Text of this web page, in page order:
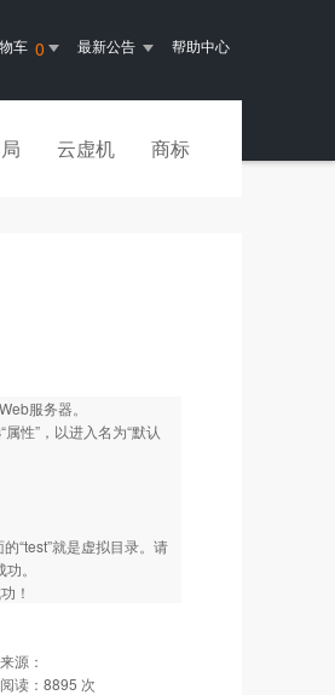
车 0 最新公告 帮助中心
云虚机 商标
服务器。
性”，以进入名为“默认
“test”就是虚拟目录。请
。
！
来源：
阅读： 8895 次